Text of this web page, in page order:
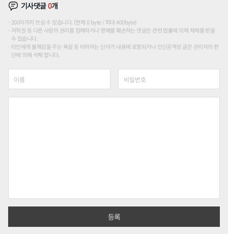
기사댓글0개
200자까지 쓰실 수 있습니다. (현재 0 byte / 최대 400byte)
저작권 등 다른 사람의 권리를 침해하거나 명예를 훼손하는 댓글은 관련 법률에 의해 제재를 받을
수 있습니다.
타인에게 불쾌감을 주는 욕설 등 비하하는 단어가 내용에 포함되거나 인신공격성 글은 관리자의 판
단에 의해 삭제 합니다.